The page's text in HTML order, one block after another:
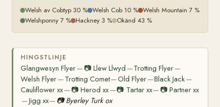
Welsh av Cobtyp 30 % Welsh Cob 10 % Welsh Mountain 7 %
Welshponny 7 % Hackney 3 % Okänd 43 %
HINGSTLINJE
Glangwesyn Flyer— 📷Llew Llwyd —Trotting Flyer—
Welsh Flyer— Trotting Comet—Old Flyer—Black Jack—
Cauliflower xx— 📷Herod xx—📷 Tartar xx— 📷Partner xx
—Jigg xx— 📷 Byerley Turk ox